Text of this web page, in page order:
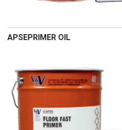
APSEPRIMER OIL